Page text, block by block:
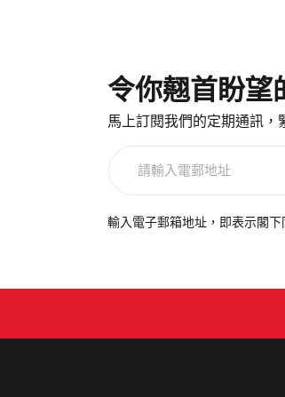
令你翹首盼望
馬上訂閱我們的定期通訊，
電
輸入電子郵箱地址，即表示閣下